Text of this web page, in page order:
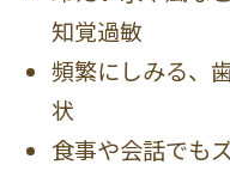
知覚過敏
頻繁にしみる、
状
食事や会話でも